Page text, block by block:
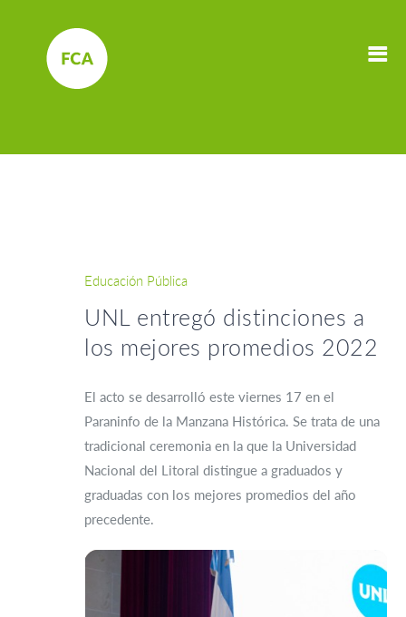
Educación Pública
UNL entregó distinciones a
los mejores promedios 2022
El acto se desarrolló este viernes 17 en el
Paraninfo de la Manzana Histórica. Se trata de una
tradicional ceremonia en la que la Universidad
Nacional del Litoral distingue a graduados y
graduadas con los mejores promedios del año
precedente.